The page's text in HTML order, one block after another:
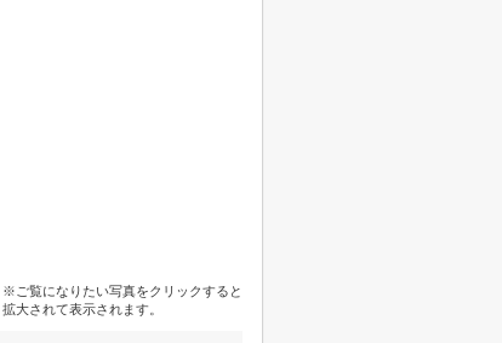
※ご覧になりたい写真をクリックすると
拡大されて表示されます。